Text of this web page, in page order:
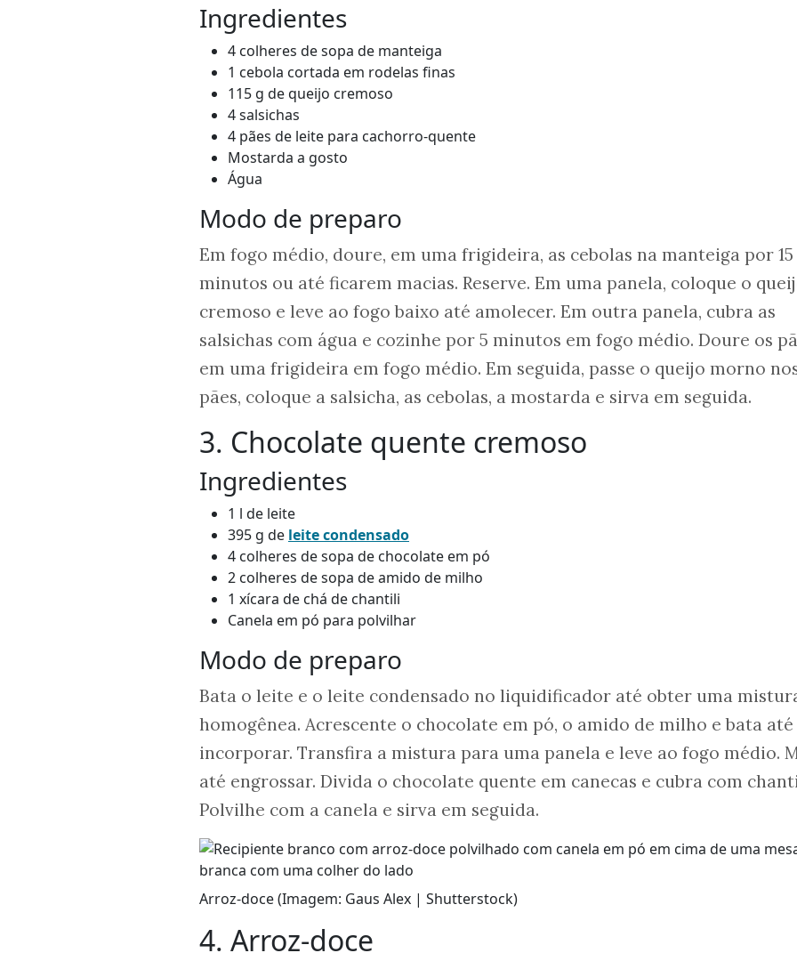
Ingredientes
4 colheres de sopa de manteiga
1 cebola cortada em rodelas finas
115 g de queijo cremoso
4 salsichas
4 pães de leite para cachorro-quente
Mostarda a gosto
Água
Modo de preparo
Em fogo médio, doure, em uma frigideira, as cebolas na manteiga por 15
minutos ou até ficarem macias. Reserve. Em uma panela, coloque o
cremoso e leve ao fogo baixo até amolecer. Em outra panela, cubra as
salsichas com água e cozinhe por 5 minutos em fogo médio. Doure os
em uma frigideira em fogo médio. Em seguida, passe o queijo morno
pães, coloque a salsicha, as cebolas, a mostarda e sirva em seguida.
3. Chocolate quente cremoso
Ingredientes
1 l de leite
395 g de leite condensado
4 colheres de sopa de chocolate em pó
2 colheres de sopa de amido de milho
1 xícara de chá de chantili
Canela em pó para polvilhar
Modo de preparo
Bata o leite e o leite condensado no liquidificador até obter uma
homogênea. Acrescente o chocolate em pó, o amido de milho e bata até
incorporar. Transfira a mistura para uma panela e leve ao fogo médio.
até engrossar. Divida o chocolate quente em canecas e cubra com
Polvilhe com a canela e sirva em seguida.
Arroz-doce (Imagem: Gaus Alex | Shutterstock)
4. Arroz-doce